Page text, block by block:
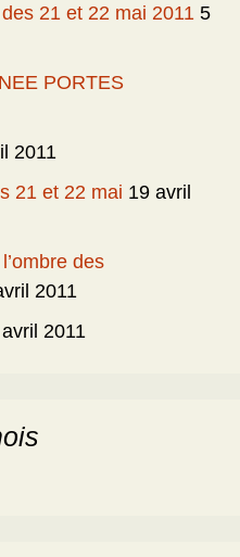
21 et 22 mai 2011 5
PORTES
2011
21 et 22 mai 19 avril
des
2011
2011